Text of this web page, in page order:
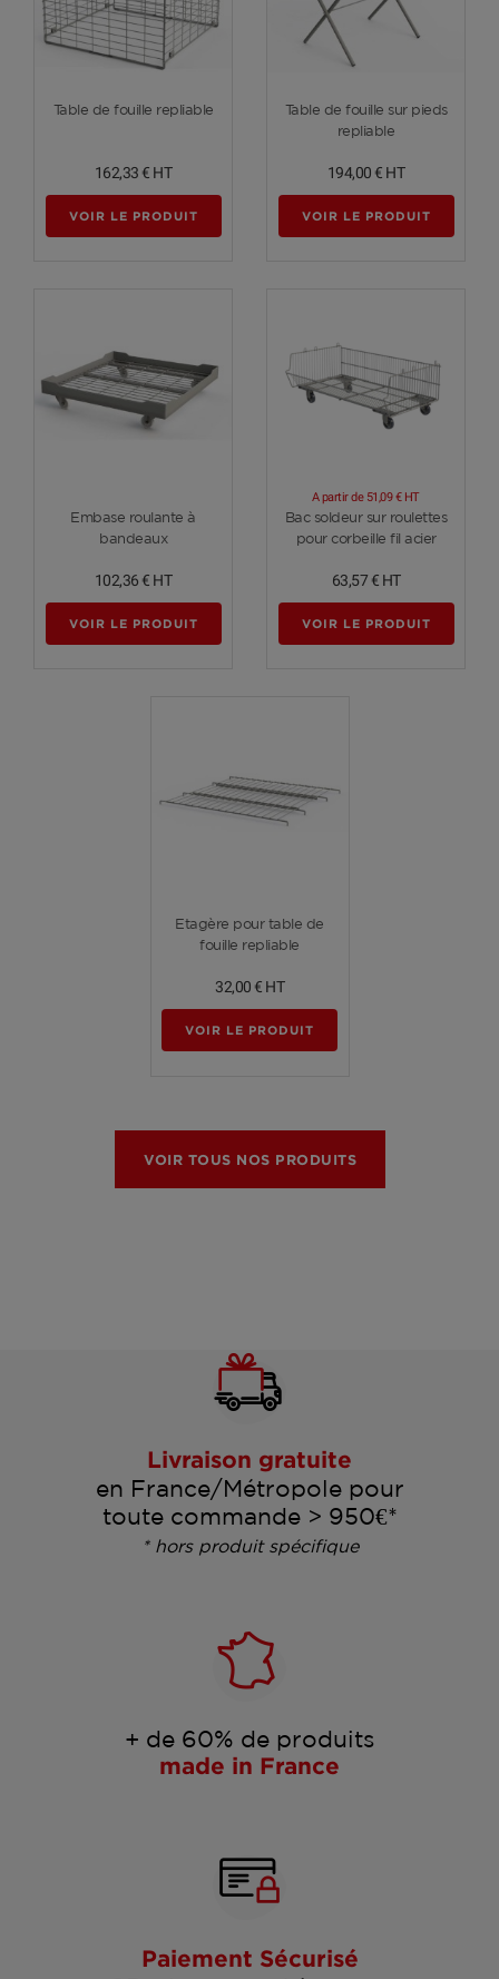
Voir plus
Table de fouille repliable
162,33 € HT
VOIR LE PRODUIT
Voir plus
Table de fouille sur pieds
repliable
194,00 € HT
VOIR LE PRODUIT
Voir plus
Embase roulante à
bandeaux
102,36 € HT
VOIR LE PRODUIT
Voir plus
Bac soldeur sur roulettes
pour corbeille fil acier
A partir de 51,09 € HT
63,57 € HT
VOIR LE PRODUIT
Voir plus
Etagère pour table de
fouille repliable
32,00 € HT
VOIR LE PRODUIT
VOIR TOUS NOS PRODUITS
Livraison gratuite
en France/Métropole pour
toute commande > 950€*
* hors produit spécifique
+ de 60% de produits
made in France
Paiement Sécurisé